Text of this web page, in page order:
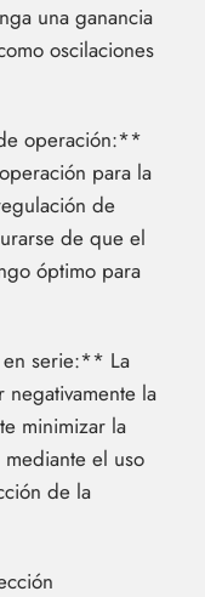
una ganancia
oscilaciones
operación:**
para la
de
de que el
óptimo para
serie:** La
negativamente la
minimizar la
el uso
de la